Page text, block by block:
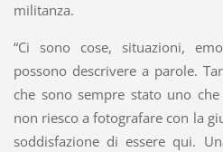
militanza.
“Ci sono cose, situazioni,
possono descrivere a parole.
che sono sempre stato uno
non riesco a fotografare con la
soddisfazione di essere qui.